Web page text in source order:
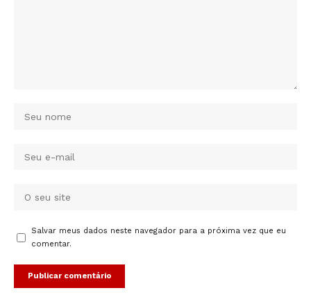
Salvar meus dados neste navegador para a próxima vez que eu
comentar.